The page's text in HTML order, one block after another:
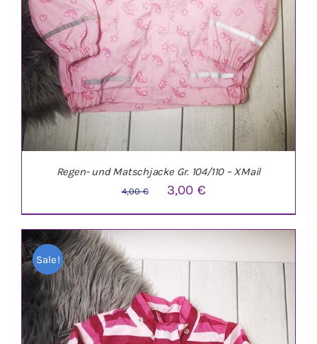
IN DEN WARENKORB / DETAILS
Regen- und Matschjacke Gr. 104/110 – XMail
4,00€
Ursprünglicher
Preis
4,00 €
3,00€
Preis
3,00 €.
Sale!